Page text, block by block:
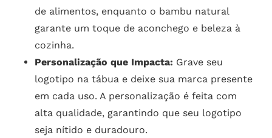
de alimentos, enquanto o bambu natural
garante um toque de aconchego e beleza à
cozinha.
Personalização que Impacta: Grave seu
logotipo na tábua e deixe sua marca presente
em cada uso. A personalização é feita com
alta qualidade, garantindo que seu logotipo
seja nítido e duradouro.